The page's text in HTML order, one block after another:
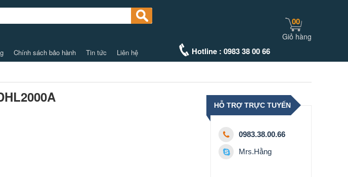
Chính sách bảo hành Tin tức Liên hệ Hotline : 0983 38 00 66
00
Giỏ hàng
HỖ TRỢ TRỰC TUYẾN
0983.38.00.66
Mrs.Hằng